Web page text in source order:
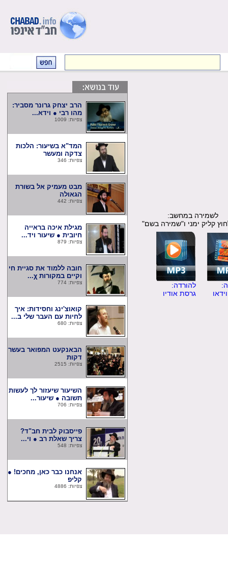
במחשב:
קליק ימני ו"שמירה בשם"
להורדה:
גרסת אודיו
הרב יצחק גרונר מסביר:
מהו רבי ● וידא...
צפיות: 1009
המד"א בשיעור: הלכות
צדקה ומעשר
צפיות: 346
מבט מעמיק אל בשורת
הגאולה
צפיות: 442
מגילת איכה בראייה
חיובית ● שיעור ויד...
צפיות: 879
חובה ללמוד את סגיית חי
וקיים במקורות χ...
צפיות: 774
קואוצ'ינג וחסידות: איך
לחיות עם העבר שלי ב...
צפיות: 680
הבאנקעט המפואר בעשר
דקות
צפיות: 2515
השיעור שיעזור לך לעשות
תשובה ● שיעור...
צפיות: 706
פייסבוק לבית חב"ד?
צריך שאלת רב ● וי...
צפיות: 548
אנחנו כבר כאן, מחכים! ●
קליפ
צפיות: 4886